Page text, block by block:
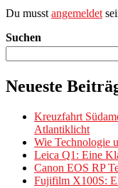
Du musst angemeldet
Suchen
Neueste
Kreuzfahrt
Atlantiklicht
Wie Technologie
Leica Q1: Eine
Canon EOS RP
Fujifilm X100S: